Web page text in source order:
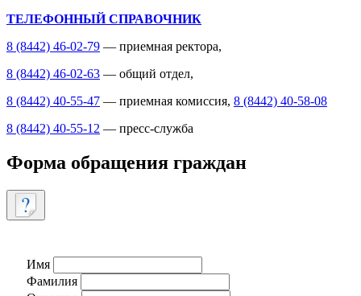
ТЕЛЕФОННЫЙ СПРАВОЧНИК
8 (8442) 46-02-79 — приемная ректора,
8 (8442) 46-02-63 — общий отдел,
8 (8442) 40-55-47 — приемная комиссия, 8 (8442) 40-58-08
8 (8442) 40-55-12 — пресс-служба
Форма обращения граждан
Имя
Фамилия